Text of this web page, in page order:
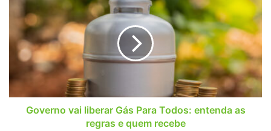
liberar
Para
Todos:
entenda
as
regras
Governo vai liberar Gás Para Todos: entenda as
regras e quem recebe